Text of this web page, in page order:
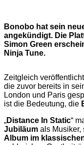
Bonobo hat sein
angekündigt. Die
Simon Green
Ninja Tune.
Zeitgleich
die zuvor bereits in
London und Paris
ist die Bedeutung, die
„Distance In Static“
Jubiläum als Musiker,
Album im